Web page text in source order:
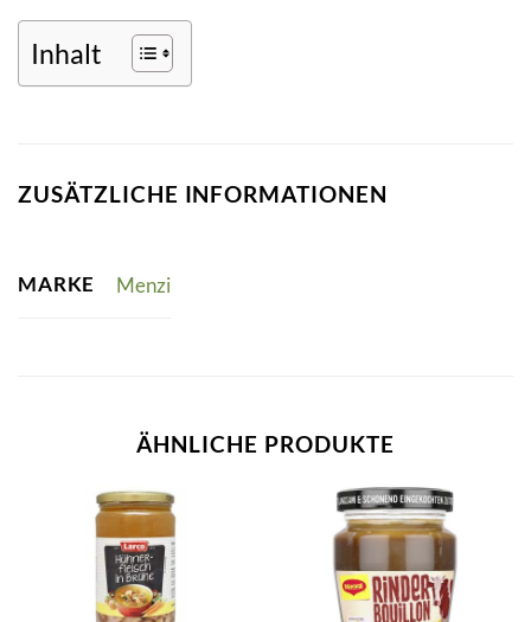
Inhalt
ZUSÄTZLICHE INFORMATIONEN
MARKE Menzi
ÄHNLICHE PRODUKTE